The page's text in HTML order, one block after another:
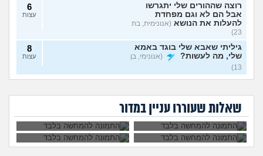
רוצה שההורים שלי יתגרשו
אבל הם לא וגם מפחדת
להעלות את הנושא (אנונימית, בת
23)
6
עצות
גיליתי שאבא שלי בוגד באמא
שלי, מה לעשות?
(אנונימי, בן
13)
8
עצות
אני חושדת שאח שלי עומד
29)
האם מה שאני מרגיש זה הגיוני
ותקין?
(לירון, בן 31)
8
חלום שחוזר על עצמו ילדים
4
שאלות שעוררו עניין במדור
אמא שלי פוגעת בי כי
לעולם. איך
להתמודד?
אמא שלי לוחצת עליי
כל אחת שיש לה
דופק, מה לעשות?
אמא שלי שונאת את
חברה שלי מה
לעשות?
אני אובססיבית לאמא
כבר